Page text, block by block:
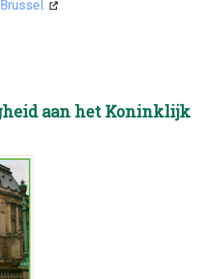
aan het Koninklijk